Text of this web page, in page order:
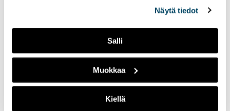
Näytä tiedot
Salli
Muokkaa
Kiellä
Artistin luonnollinen liike
lavalla vaatii tarkkaa
suunnittelua, samoin kuin
tanssijoiden koreografiat.
Ammattikoreografit ja -
tanssijat Tiia Kasurinen ja
Ellinoora Lehti kertovat
työstään Suomessa ja
ulkomailla.